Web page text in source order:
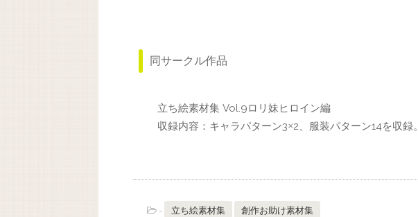
同サークル作品
立ち絵素材集 Vol.9ロリ妹ヒロイン編
収録内容：キャラパターン3×2、服装パターン14を収録。
- 立ち絵素材集
創作お助け素材集